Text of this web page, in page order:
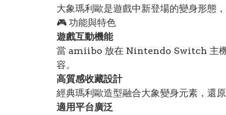
大象瑪利歐是遊戲中新登場的變身形態
🎮 功能與特色
遊戲互動機能
當 amiibo 放在 Nintendo Switch 主機
容。
高質感收藏設計
經典瑪利歐造型融合大象變身元素，還
適用平台廣泛